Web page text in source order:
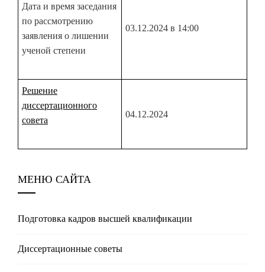
Дата и время заседания
по рассмотрению
заявления о лишении
ученой степени
03.12.2024 в 14:00
Решение
диссертационного
совета
04.12.2024
МЕНЮ САЙТА
Подготовка кадров высшей квалификации
Диссертационные советы